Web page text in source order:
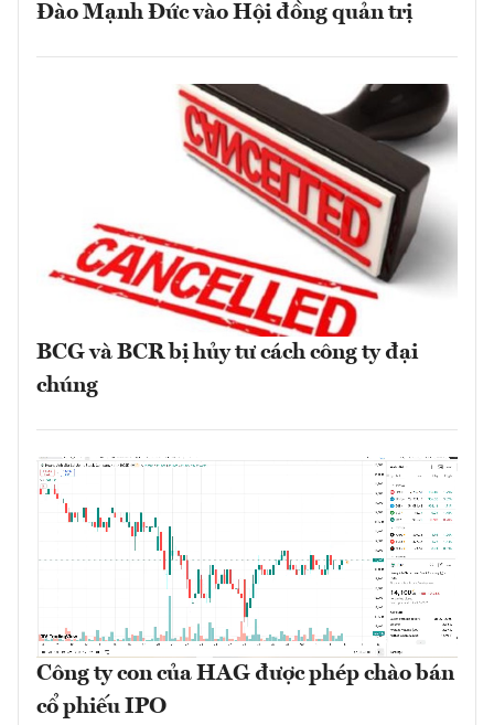
Đào Mạnh Đức vào Hội đồng quản trị
BCG và BCR bị hủy tư cách công ty đại
chúng
Công ty con của HAG được phép chào bán
cổ phiếu IPO